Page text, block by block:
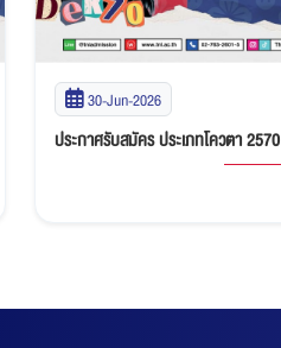
30-Jun-2026
ประกาศรับสมัคร ประเภทโควตา 2570